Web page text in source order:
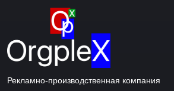
Рекламно-производственная компания